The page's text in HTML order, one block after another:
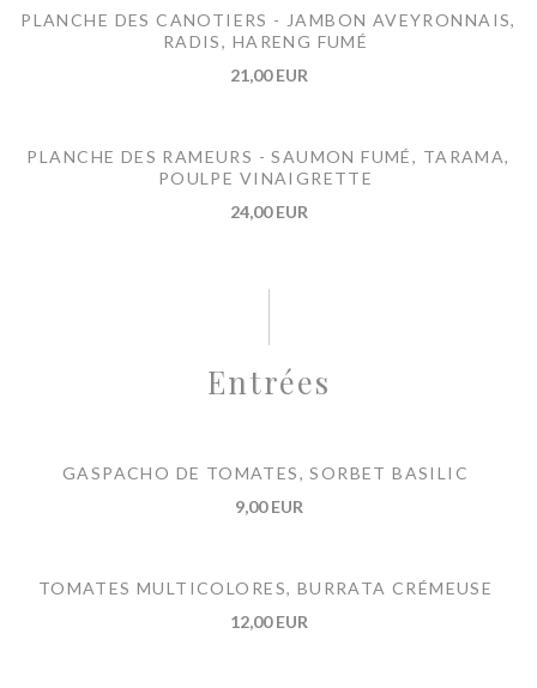
PLANCHE DES CANOTIERS - JAMBON AVEYRONNAIS,
RADIS, HARENG FUMÉ
21,00 EUR
PLANCHE DES RAMEURS - SAUMON FUMÉ, TARAMA,
POULPE VINAIGRETTE
24,00 EUR
Entrées
GASPACHO DE TOMATES, SORBET BASILIC
9,00 EUR
TOMATES MULTICOLORES, BURRATA CRÉMEUSE
12,00 EUR